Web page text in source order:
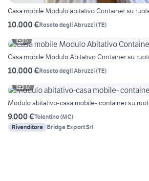
Casa mobile Modulo abitativo Container su
10.000 €Roseto degli Abruzzi(TE)
5
Casa mobile Modulo Abitativo Container su
10.000 €Roseto degli Abruzzi(TE)
12
Modulo abitativo-casa mobile- container su
9.000 €Tolentino(MC)
Rivenditore Bridge Export Srl